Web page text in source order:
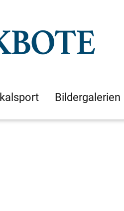
Bildergalerien